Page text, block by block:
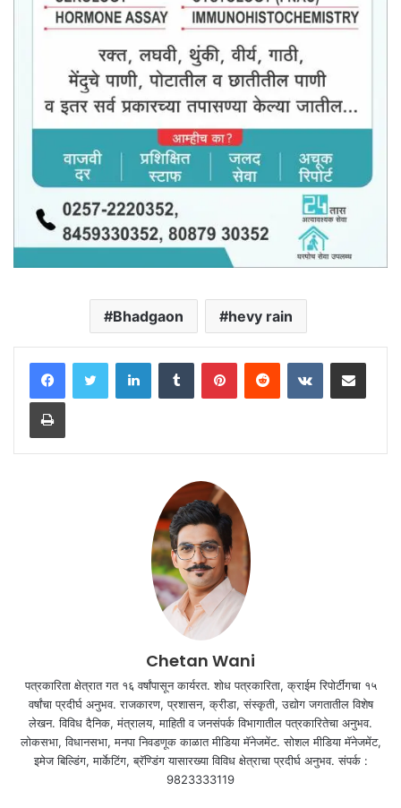
Bhadgaon hevy rain
LinkedInTumblr PinterestReddit VKontakteShare via Email
Print
Chetan Wani
पत्रकारिता क्षेत्रात गत १६ वर्षांपासून कार्यरत. शोध पत्रकारिता, क्राईम रिपोर्टींगचा १५
वर्षांचा प्रदीर्घ अनुभव. राजकारण, प्रशासन, क्रीडा, संस्कृती, उद्योग जगतातील विशेष
लेखन. विविध दैनिक, मंत्रालय, माहिती व जनसंपर्क विभागातील पत्रकारितेचा अनुभव.
लोकसभा, विधानसभा, मनपा निवडणूक काळात मीडिया मॅनेजमेंट. सोशल मीडिया मॅनेजमेंट,
इमेज बिल्डिंग, मार्केटिंग, ब्रॅण्डिंग यासारख्या विविध क्षेत्राचा प्रदीर्घ अनुभव. संपर्क :
9823333119